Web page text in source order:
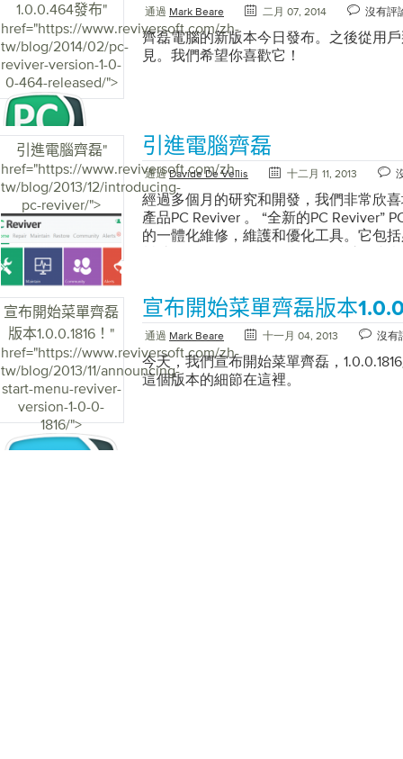
1.0.0.464發布"
href="https://www.reviversoft.com/zh-
tw/blog/2014/02/pc-
reviver-version-1-0-
0-464-released/">
通過 Mark Beare 二月 07, 2014 沒有評
齊磊電腦的新版本今日發布。之後從用
見。我們希望你喜歡它！
引進電腦齊磊"
href="https://www.reviversoft.com/zh-
tw/blog/2013/12/introducing-
pc-reviver/">
引進電腦齊磊
通過Davide De Vellis 十二月 11, 2013
經過多個月的研究和開發，我們非常欣
產品PC Reviver 。 “全新的PC Reviver”
的一體化維修，維護和優化工具。它包
如註冊表實用程序和驅動程序更新實用
件清理程序和Windows更新程序。 “PC
護方面，它直接在產品中包含驅動程序
器等工具，以及ReviverSoft的崩潰幫助
源。 “PC Reviver的維護工具” 這還不是
宣布開始菜單齊磊
版本1.0.0.1816！ "
href="https://www.reviversoft.com/zh-
tw/blog/2013/11/announcing-
start-menu-reviver-
version-1-0-0-
1816/">
宣布開始菜單齊磊版本
通過 Mark Beare 十一月 04, 2013 沒有
今天，我們宣布開始菜單齊磊，
這個版本的細節在這裡。